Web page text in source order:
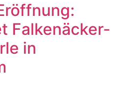
Falkenäcker-
in